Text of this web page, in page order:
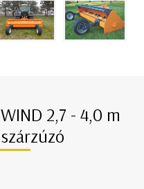
2,7 - 4,0 m